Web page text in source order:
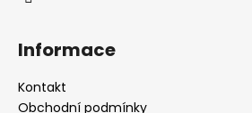
Informace
Kontakt
Obchodní podmínky